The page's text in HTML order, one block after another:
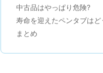
中古品はやっぱり危険?
寿命を迎えたペンタブは
まとめ